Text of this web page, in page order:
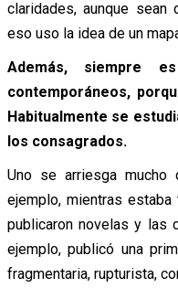
claridades, aunque
eso uso la idea de un
Además, siempre
contemporáneos,
Habitualmente se
los consagrados.
Uno se arriesga mucho
ejemplo, mientras estaba
publicaron novelas y las
ejemplo, publicó una
fragmentaria, rupturista,